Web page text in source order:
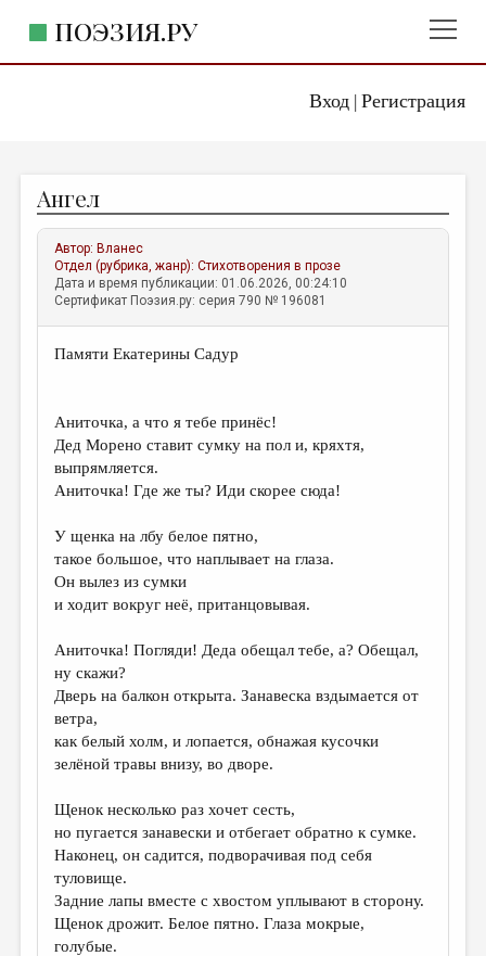
Вход| Регистрация
ПОЭЗИЯ.РУ
ЖАНРЫ
АВТОРЫ
КОММЕНТАРИИ
ЛИТСАЛОН
НОВОСТИ
ОТДЕЛЫ И РУБРИКИ
ИЗБРАННОЕ
ПРОИЗВЕДЕНИЯ
ПЕРЕВОДЫ
ДЕТСКАЯ КОМНАТА
КНИЖНАЯ ПОЛКА
ОБЗОР ЛИТЕРАТУРЫ
ОБЪЯВЛЕНИЯ
РЕДКОЛЛЕГИЯ
ОТ РЕДАКЦИИ
Ангел
Автор: Вланес
Отдел (рубрика, жанр):Стихотворения в прозе
Дата и время публикации: 01.06.2026, 00:24:10
Сертификат Поэзия.ру: серия 790 № 196081
Памяти Екатерины Садур
Аниточка, а что я тебе принёс!
Дед Морено ставит сумку на пол и, кряхтя,
выпрямляется.
Аниточка! Где же ты? Иди скорее сюда!
У щенка на лбу белое пятно,
такое большое, что наплывает на глаза.
Он вылез из сумки
и ходит вокруг неё, пританцовывая.
Аниточка! Погляди! Деда обещал тебе, а? Обещал,
ну скажи?
Дверь на балкон открыта. Занавеска вздымается от
ветра,
как белый холм, и лопается, обнажая кусочки
зелёной травы внизу, во дворе.
Щенок несколько раз хочет сесть,
но пугается занавески и отбегает обратно к сумке.
Наконец, он садится, подворачивая под себя
туловище.
Задние лапы вместе с хвостом уплывают в сторону.
Щенок дрожит. Белое пятно. Глаза мокрые,
голубые.